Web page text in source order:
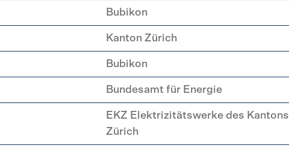
Bubikon
Kanton Zürich
Bubikon
Bundesamt für Energie
EKZ Elektrizitätswerke des Kantons
Zürich